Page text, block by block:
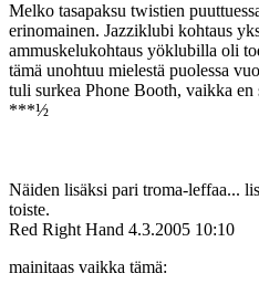
Melko tasapaksu twistien
erinomainen. Jazziklubi kohtaus
ammuskelukohtaus yöklubilla oli
tämä unohtuu mielestä puolessa
tuli surkea Phone Booth, vaikka en
***½
Näiden lisäksi pari troma-leffaa...
toiste.
Red Right Hand 4.3.2005 10:10
mainitaas vaikka tämä: